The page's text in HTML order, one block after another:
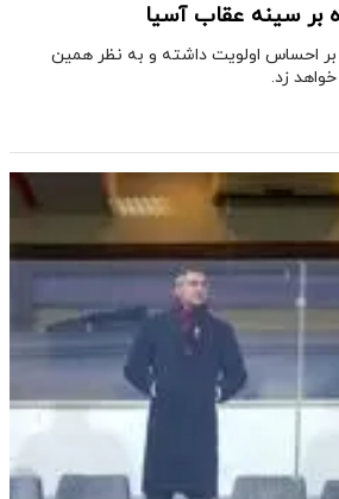
بر سینه عقاب آسیا
بر احساس اولویت داشته و به نظر همین
زد.